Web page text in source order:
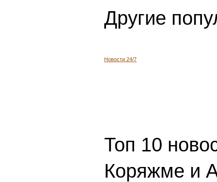
Другие
Новости 24/7
Топ 10
Коряжме и